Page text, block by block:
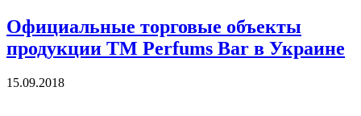
Официальные торговые объекты
продукции ТМ Perfums Bar в Украине
15.09.2018